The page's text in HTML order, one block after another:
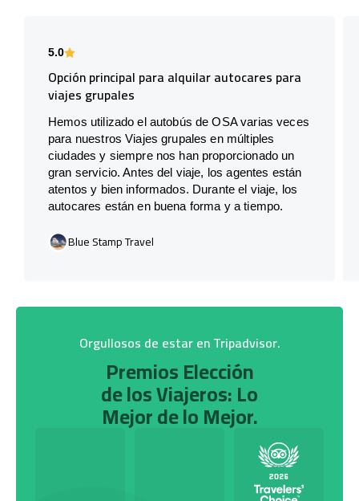
5.0
Opción principal para alquilar autocares para
viajes grupales
Hemos utilizado el autobús de OSA varias veces
para nuestros Viajes grupales en múltiples
ciudades y siempre nos han proporcionado un
gran servicio. Antes del viaje, los agentes están
atentos y bien informados. Durante el viaje, los
autocares están en buena forma y a tiempo.
Blue Stamp Travel
Orgullosos de estar en Tripadvisor.
Premios Elección
de los Viajeros: Lo
Mejor de lo Mejor.